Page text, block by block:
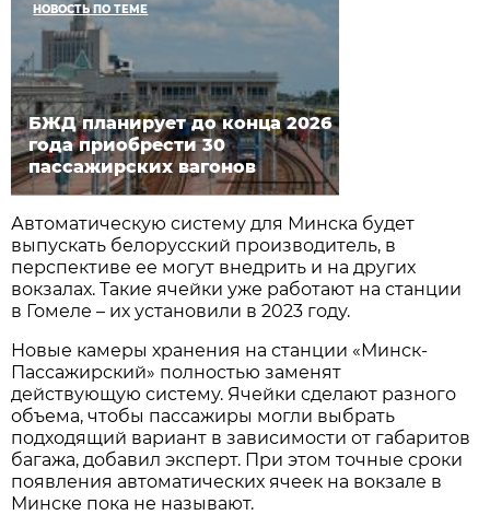
НОВОСТЬ ПО ТЕМЕ
БЖД планирует до конца 2026
года приобрести 30
пассажирских вагонов
Автоматическую систему для Минска будет
выпускать белорусский производитель, в
перспективе ее могут внедрить и на других
вокзалах. Такие ячейки уже работают на станции
в Гомеле – их установили в 2023 году.
Новые камеры хранения на станции «Минск-
Пассажирский» полностью заменят
действующую систему. Ячейки сделают разного
объема, чтобы пассажиры могли выбрать
подходящий вариант в зависимости от габаритов
багажа, добавил эксперт. При этом точные сроки
появления автоматических ячеек на вокзале в
Минске пока не называют.